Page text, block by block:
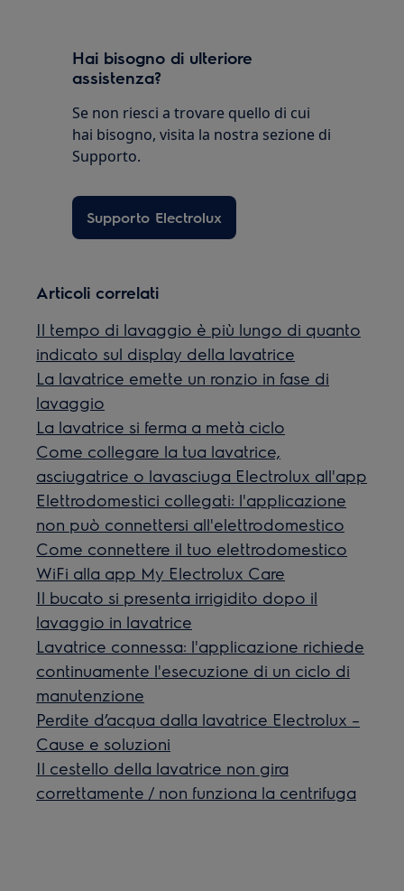
Hai bisogno di ulteriore
assistenza?
Se non riesci a trovare quello di cui
hai bisogno, visita la nostra sezione di
Supporto.
Supporto Electrolux
Articoli correlati
Il tempo di lavaggio è più lungo di quanto
indicato sul display della lavatrice
La lavatrice emette un ronzio in fase di
lavaggio
La lavatrice si ferma a metà ciclo
Come collegare la tua lavatrice,
asciugatrice o lavasciuga Electrolux all'app
Elettrodomestici collegati: l'applicazione
non può connettersi all'elettrodomestico
Come connettere il tuo elettrodomestico
WiFi alla app My Electrolux Care
Il bucato si presenta irrigidito dopo il
lavaggio in lavatrice
Lavatrice connessa: l'applicazione richiede
continuamente l'esecuzione di un ciclo di
manutenzione
Perdite d’acqua dalla lavatrice Electrolux –
Cause e soluzioni
Il cestello della lavatrice non gira
correttamente / non funziona la centrifuga